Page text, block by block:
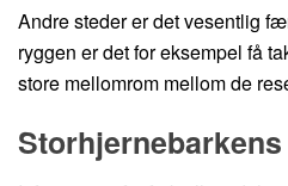
Andre steder er det vesentlig
ryggen er det for eksempel få
store mellomrom mellom de